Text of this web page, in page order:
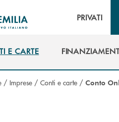
PRIVATI
E CARTE
/ Imprese / Conti e carte / Conto